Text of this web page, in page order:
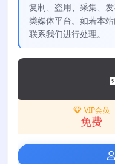
复制、盗用、采集、
类媒体平台。如若本
联系我们进行处理。
VIP会员
免费